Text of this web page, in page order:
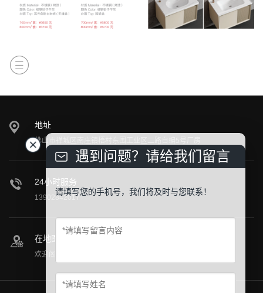
地址
佛山市禅城区南庄镇梧村东围工业区二路自编5号厂房
24小时服务
13902842017
在地图上找到我们
欢迎阁下莅临公司参观指导！
遇到问题？请给我们留言
请填写您的手机号，我们将及时与您联系！